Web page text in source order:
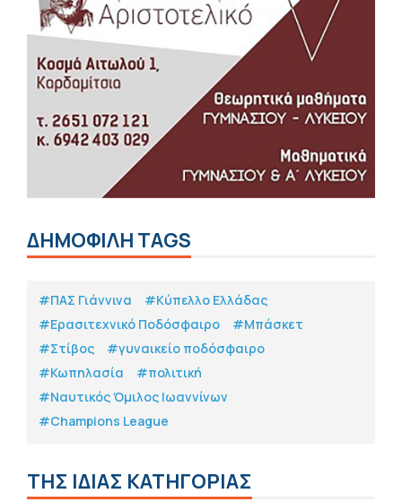
ΔΗΜΟΦΙΛΗ TAGS
#ΠΑΣ Γιάννινα
#Κύπελλο Ελλάδας
#Eρασιτεχνικό Ποδόσφαιρο
#Μπάσκετ
#Στίβος
#γυναικείο ποδόσφαιρο
#Κωπηλασία
#πολιτική
#Ναυτικός Όμιλος Ιωαννίνων
#Champions League
ΤΗΣ ΙΔΙΑΣ ΚΑΤΗΓΟΡΙΑΣ